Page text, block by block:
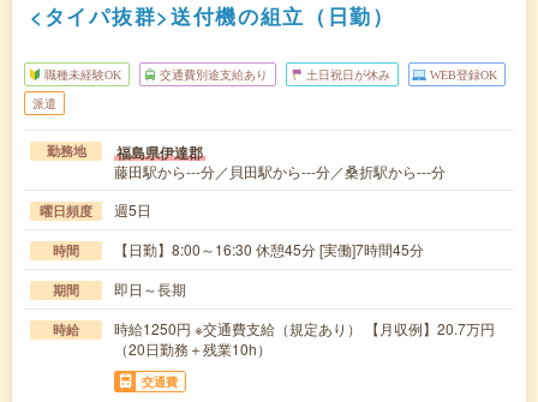
<タイパ抜群>送付機の組立（日勤）
職種未経験OK 交通費別途支給あり 土日祝日が休み WEB登録OK
派遣
勤務地 福島県伊達郡
藤田駅から---分／貝田駅から---分／桑折駅から---分
曜日頻度 週5日
時間 【日勤】8:00～16:30 休憩45分 [実働]7時間45分
期間 即日～長期
時給
時給1250円 ※交通費支給（規定あり） 【月収例】20.7万円
（20日勤務＋残業10h）
交通費